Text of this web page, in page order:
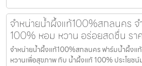
จำหน่ายน้ำผึ้งแท้100%สกลนคร
100% หอม หวาน อร่อยสดชื่น รา
จำหน่ายน้ำผึ้งแท้100%สกลนคร ฟาร์มน้ำผึ้งแ
หวานเพื่อสุขภาพ กับ น้ำผึ้งแท้ 100% ประโยช